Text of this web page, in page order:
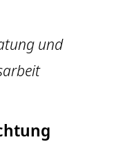
und